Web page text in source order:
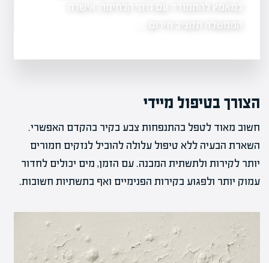
במאמץ להתמודד עם נזקי הלחימה, אישרה
הממשלה תקציב חירום…
הצורך בטיפול מיידי
חשוב מאוד לטפל בהתנפחות צבע בקיר בהקדם האפשרי.
השארת הבעיה ללא טיפול עלולה להוביל לנזקים חמורים
יותר לקירות ולתשתית המבנה. עם הזמן, מים יכולים לחדור
עמוק יותר ולפגוע בקירות הפנימיים ואף בתשתיות חשובות.